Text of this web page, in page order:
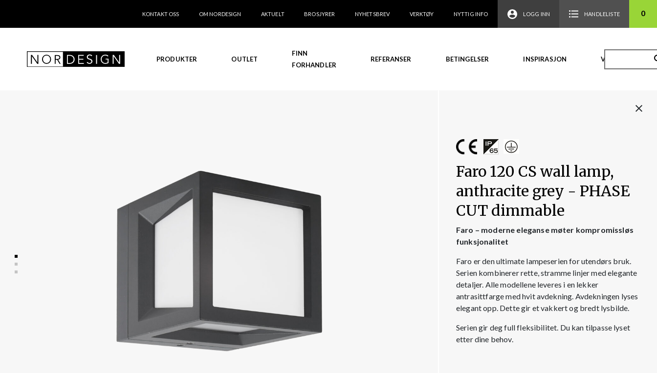
KONTAKT OSS OM NORDESIGN AKTUELT BROSJYRER NYHETSBREV VERKTØY NYTTIG INFO LOGG INN HANDLELISTE 0
PRODUKTER OUTLET
FINN
FORHANDLER
REFERANSER BETINGELSER INSPIRASJON VIDEO
Faro 120 CS wall lamp,
anthracite grey - PHASE
CUT dimmable
Faro – moderne eleganse møter kompromissløs
funksjonalitet
Faro er den ultimate lampeserien for utendørs bruk.
Serien kombinerer rette, stramme linjer med elegante
detaljer. Alle modellene leveres i en lekker
antrasittfarge med hvit avdekning. Avdekningen lyses
elegant opp. Dette gir et vakkert og bredt lysbilde.
Serien gir deg full fleksibilitet. Du kan tilpasse lyset
etter dine behov.